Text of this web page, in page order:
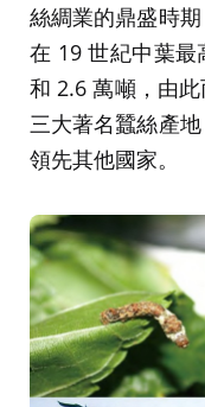
絲綢業的鼎盛時
在 19 世紀中葉
和 2.6 萬噸，由
三大著名蠶絲產
領先其他國家。